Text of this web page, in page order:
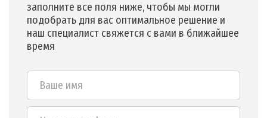
заполните все поля ниже, чтобы мы могли
подобрать для вас оптимальное решение и
наш специалист свяжется с вами в ближайшее
время